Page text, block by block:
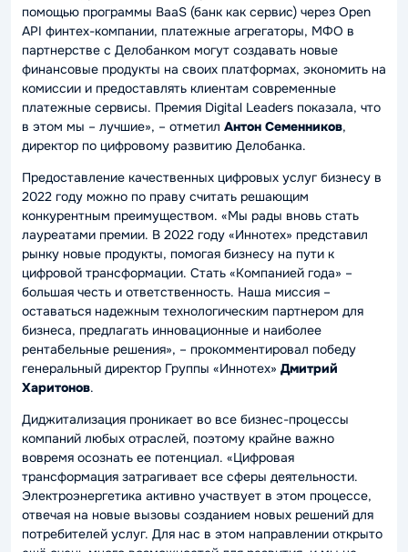
помощью программы BaaS (банк как сервис) через Open
API финтех-компании, платежные агрегаторы, МФО в
партнерстве с Делобанком могут создавать новые
финансовые продукты на своих платформах, экономить на
комиссии и предоставлять клиентам современные
платежные сервисы. Премия Digital Leaders показала, что
в этом мы – лучшие», – отметил Антон Семенников,
директор по цифровому развитию Делобанка.
Предоставление качественных цифровых услуг бизнесу в
2022 году можно по праву считать решающим
конкурентным преимуществом. «Мы рады вновь стать
лауреатами премии. В 2022 году «Иннотех» представил
рынку новые продукты, помогая бизнесу на пути к
цифровой трансформации. Стать «Компанией года» –
большая честь и ответственность. Наша миссия –
оставаться надежным технологическим партнером для
бизнеса, предлагать инновационные и наиболее
рентабельные решения», – прокомментировал победу
генеральный директор Группы «Иннотех» Дмитрий
Харитонов.
Диджитализация проникает во все бизнес-процессы
компаний любых отраслей, поэтому крайне важно
вовремя осознать ее потенциал. «Цифровая
трансформация затрагивает все сферы деятельности.
Электроэнергетика активно участвует в этом процессе,
отвечая на новые вызовы созданием новых решений для
потребителей услуг. Для нас в этом направлении открыто